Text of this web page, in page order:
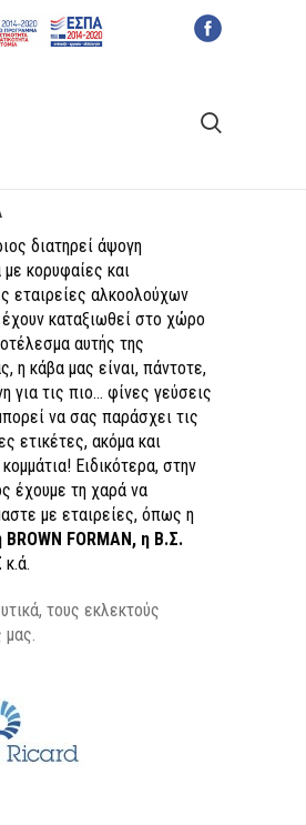
διατηρεί άψογη
κορυφαίες και
εταιρείες αλκοολούχων
καταξιωθεί στο χώρο
αυτής της
η κάβα μας είναι, πάντοτε,
για τις πιο… φίνες γεύσεις
να σας παράσχει τις
ετικέτες, ακόμα και
Ειδικότερα, στην
έχουμε τη χαρά να
με εταιρείες, όπως η
BROWN FORMAN, η Β.Σ.
κ.ά.
τους εκλεκτούς
μας.